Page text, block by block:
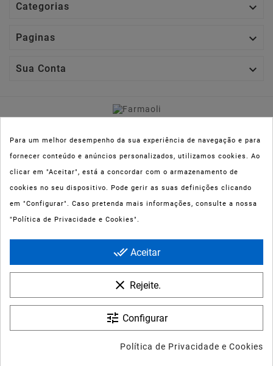
LIPOSOMAL SÉRUM 30ML
Categorias 
Paginas 
Sua Conta 
FARMAOLI, Soc. Unip. LDA
Dir. Técnica: Lígia de Sousa Teixeira
© 2022 - Farmaoli - Soc. Uni. Lda
Para um melhor desempenho da sua experiência de navegação e para
fornecer conteúdo e anúncios personalizados, utilizamos cookies. Ao
clicar em "Aceitar", está a concordar com o armazenamento de
cookies no seu dispositivo. Pode gerir as suas definições clicando
em "Configurar". Caso pretenda mais informações, consulte a nossa
"Política de Privacidade e Cookies".
done_all Aceitar
clear Rejeite.
tune Configurar
Política de Privacidade e Cookies